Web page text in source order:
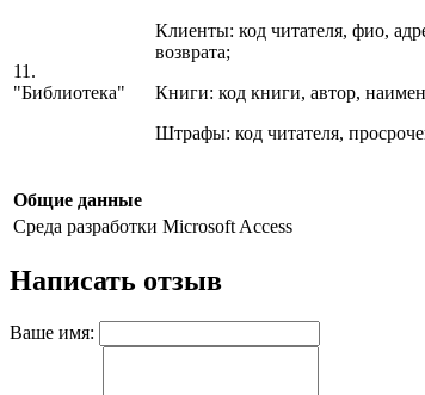
11.
"Библиотека"
Клиенты: код читателя, фио,
возврата;
Книги: код книги, автор,
Штрафы: код читателя,
Общие данные
Среда разработки Microsoft Access
Написать отзыв
Ваше имя: